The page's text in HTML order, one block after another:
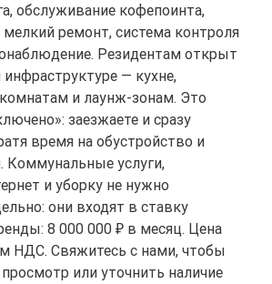
обслуживание кофепоинта,
мелкий ремонт, система контроля
Резидентам открыт
— кухне,
и лаунж-зонам. Это
заезжаете и сразу
время на обустройство и
Коммунальные услуги,
и уборку не нужно
они входят в ставку
8 000 000 ₽ в месяц. Цена
НДС. Свяжитесь с нами, чтобы
или уточнить наличие